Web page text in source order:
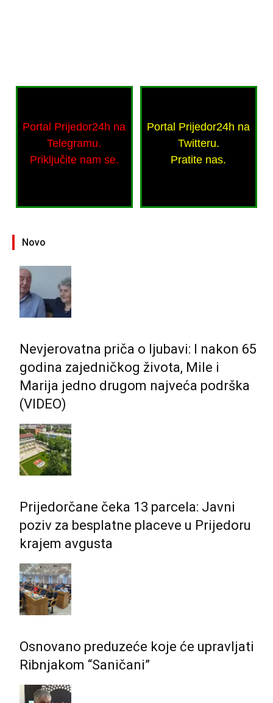
Portal Prijedor24h na
Telegramu.
Priključite nam se.
Portal Prijedor24h na
Twitteru.
Pratite nas.
Novo
Nevjerovatna priča o ljubavi: I nakon 65
godina zajedničkog života, Mile i
Marija jedno drugom najveća podrška
(VIDEO)
Prijedorčane čeka 13 parcela: Javni
poziv za besplatne placeve u Prijedoru
krajem avgusta
Osnovano preduzeće koje će upravljati
Ribnjakom “Saničani”